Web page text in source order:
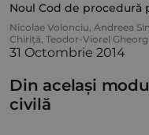
Noul Cod de procedură
Nicolae Volonciu, Andreea
Chiriță, Teodor-Viorel
31 Octombrie 2014
Din același
civilă